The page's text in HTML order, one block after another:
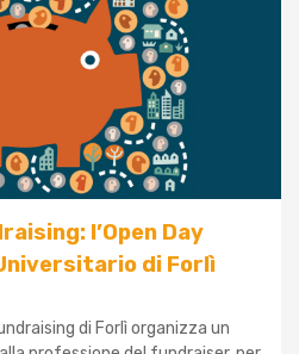
l’Open Day
di Forlì
di Forlì organizza un